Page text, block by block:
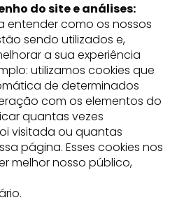
do site e análises:
entender como os nossos
sendo utilizados e,
a sua experiência
utilizamos cookies que
de determinados
com os elementos do
quantas vezes
visitada ou quantas
página. Esses cookies nos
melhor nosso público,